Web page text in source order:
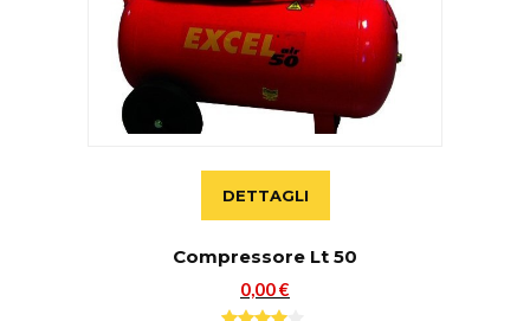
DETTAGLI
Compressore Lt 50
0,00 €